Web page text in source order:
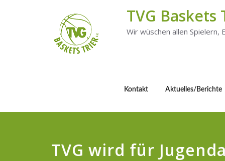
TVG Baskets
Wir wüschen allen Spielern,
Kontakt Aktuelles/Berichte
TVG wird für